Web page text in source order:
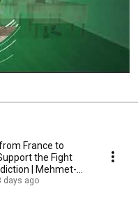
France to
the Fight
| Mehmet-
days ago